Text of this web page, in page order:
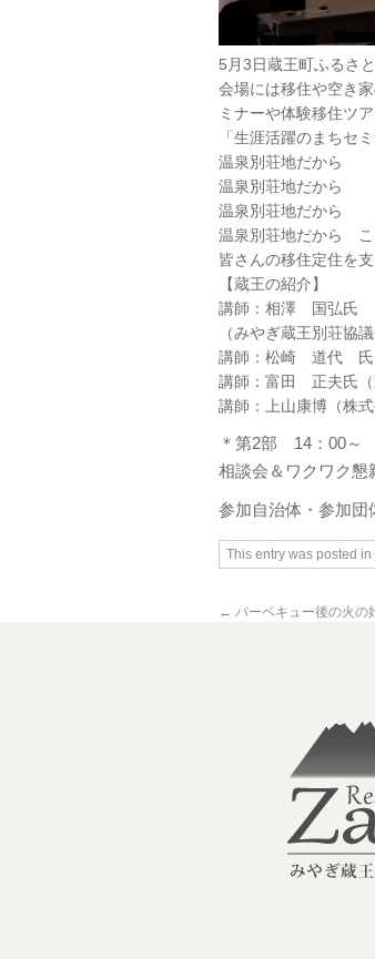
5月3日蔵王町ふるさ
会場には移住や空き
ミナーや体験移住ツ
「生涯活躍のまちセミ
温泉別荘地だか
温泉別荘地だから
温泉別荘地だか
温泉別荘地だから
皆さんの移住定住を
【蔵王の紹介】
講師：相澤 国弘氏
（みやぎ蔵王別荘協
講師：松崎 道代 氏
講師：富田 正夫氏（
講師：上山康博（株
＊第2部 14：00～
相談会＆ワクワク懇
参加自治体・参加
This entry was posted in
← バーベキュー後の火の